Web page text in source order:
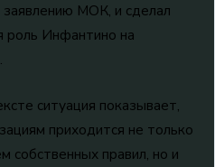
МОК, и сделал
роль Инфантино на
ситуация показывает,
приходится не только
собственных правил, но и